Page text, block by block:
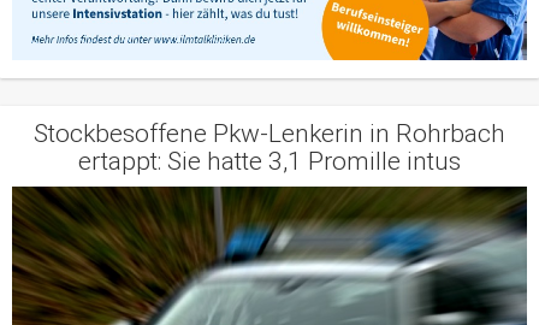
Stockbesoffene Pkw-Lenkerin in Rohrbach
ertappt: Sie hatte 3,1 Promille intus